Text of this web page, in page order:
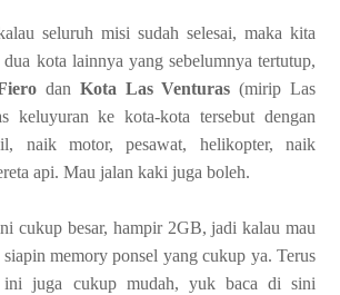
seluruh misi sudah selesai, maka kita
dua kota lainnya yang sebelumnya tertutup,
dan Kota Las Venturas (mirip Las
keluyuran ke kota-kota tersebut dengan
naik motor, pesawat, helikopter, naik
api. Mau jalan kaki juga boleh.
cukup besar, hampir 2GB, jadi kalau mau
memory ponsel yang cukup ya. Terus
ini juga cukup mudah, yuk baca di sini